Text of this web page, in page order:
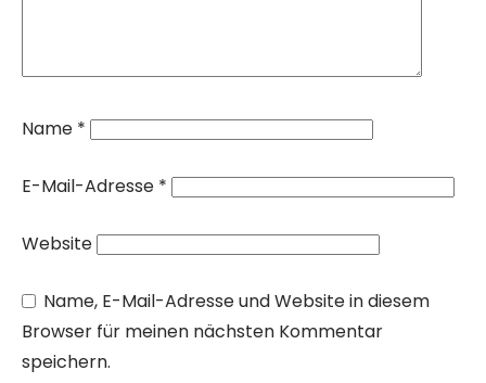
Name *
E-Mail-Adresse *
Website
Name, E-Mail-Adresse und Website in diesem
Browser für meinen nächsten Kommentar
speichern.